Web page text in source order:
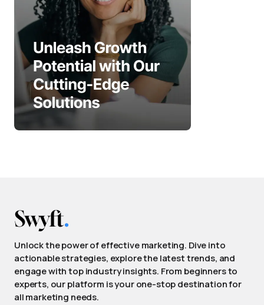
Unlock the power of effective marketing. Dive into
actionable strategies, explore the latest trends, and
engage with top industry insights. From beginners to
experts, our platform is your one-stop destination for
all marketing needs.